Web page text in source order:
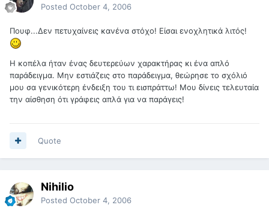
Posted October 4, 2006
Πουφ...Δεν πετυχαίνεις κανένα στόχο! Είσαι ενοχλητικά λιτός!
Η κοπέλα ήταν ένας δευτερεύων χαρακτήρας κι ένα απλό
παράδειγμα. Μην εστιάζεις στο παράδειγμα, θεώρησε το σχόλιό
μου σα γενικότερη ένδειξη του τι εισπράττω! Μου δίνεις τελευταία
την αίσθηση ότι γράφεις απλά για να παράγεις!
Quote
Nihilio
Posted October 4, 2006